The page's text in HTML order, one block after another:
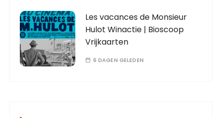
Les vacances de Monsieur
Hulot Winactie | Bioscoop
Vrijkaarten
6 DAGEN GELEDEN